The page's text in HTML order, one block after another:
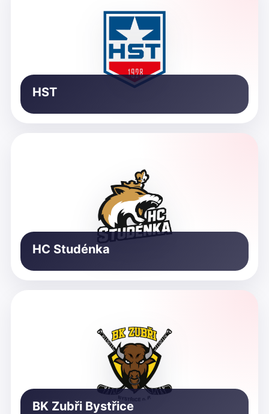
HST
HC Studénka
BK Zubři Bystřice